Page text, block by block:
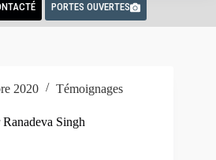
PORTES OUVERTES
2020 Témoignages
Singh